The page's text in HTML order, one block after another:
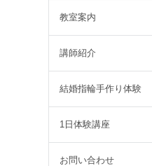
教室案内
講師紹介
結婚指輪手作り体験
1日体験講座
お問い合わせ